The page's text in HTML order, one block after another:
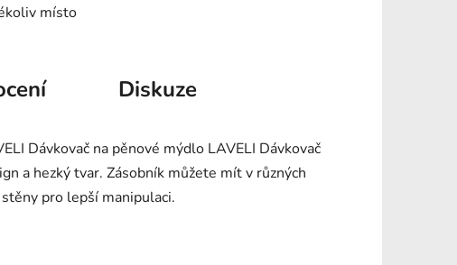
místo
Diskuze
Dávkovač na pěnové mýdlo LAVELI Dávkovač
a hezký tvar. Zásobník můžete mít v různých
pro lepší manipulaci.